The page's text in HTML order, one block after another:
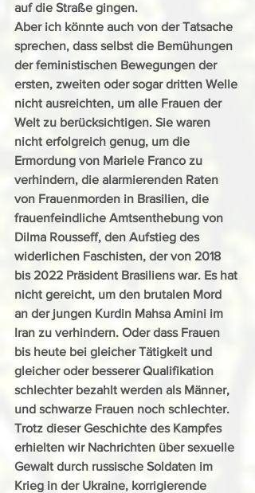
auf die Straße gingen.
Aber ich könnte auch von der Tatsache
sprechen, dass selbst die Bemühungen
der feministischen Bewegungen der
ersten, zweiten oder sogar dritten Welle
nicht ausreichten, um alle Frauen der
Welt zu berücksichtigen. Sie waren
nicht erfolgreich genug, um die
Ermordung von Mariele Franco zu
verhindern, die alarmierenden Raten
von Frauenmorden in Brasilien, die
frauenfeindliche Amtsenthebung von
Dilma Rousseff, den Aufstieg des
widerlichen Faschisten, der von 2018
bis 2022 Präsident Brasiliens war. Es hat
nicht gereicht, um den brutalen Mord
an der jungen Kurdin Mahsa Amini im
Iran zu verhindern. Oder dass Frauen
bis heute bei gleicher Tätigkeit und
gleicher oder besserer Qualifikation
schlechter bezahlt werden als Männer,
und schwarze Frauen noch schlechter.
Trotz dieser Geschichte des Kampfes
erhielten wir Nachrichten über sexuelle
Gewalt durch russische Soldaten im
Krieg in der Ukraine, korrigierende